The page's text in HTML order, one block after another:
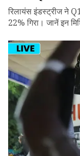
रिलायंस इंडस्ट्रीज ने Q1
22% गिरा। जानें इन